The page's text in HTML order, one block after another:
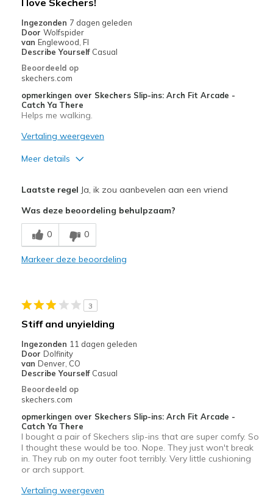
Width
Feels true to width
Sizing
View On Shoes
Shoes are for Wearing
Ingezonden 7 dagen geleden
Door Wolfspider
van Englewood, Fl
Describe Yourself Casual
Beoordeeld op
skechers.com
opmerkingen over Skechers Slip-ins: Arch Fit Arcade -
Catch Ya There
Helps me walking.
Vertaling weergeven
Meer details
Breathe Well
Comfortable
Going Out
Width
Sizing
View On Shoes
I'm Into Shoes
Laatste regel Ja, ik zou aanbevelen aan een vriend
Was deze beoordeling behulpzaam?
0 0
Markeer deze beoordeling
3
Stiff and unyielding
Ingezonden 11 dagen geleden
Door Dolfinity
van Denver, CO
Describe Yourself Casual
Beoordeeld op
skechers.com
opmerkingen over Skechers Slip-ins: Arch Fit Arcade -
Catch Ya There
I bought a pair of Skechers slip-ins that are super comfy. So
I thought these would be too. Nope. They just won't break
in. They rub on my outer foot terribly. Very little cushioning
or arch support.
Vertaling weergeven